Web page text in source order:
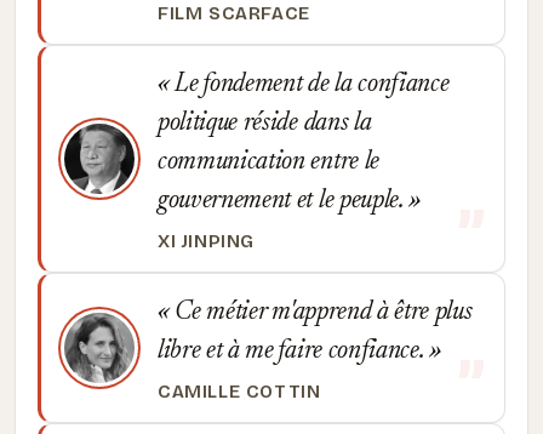
FILM SCARFACE
Le fondement de la confiance
politique réside dans la
communication entre le
gouvernement et le peuple.
XI JINPING
Ce métier m'apprend à être plus
libre et à me faire confiance.
CAMILLE COTTIN